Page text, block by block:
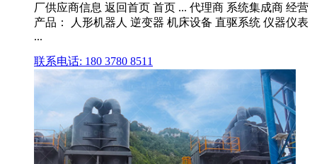
厂供应商信息 返回首页 首页 ... 代理商 系统集成商 经营
产品： 人形机器人 逆变器 机床设备 直驱系统 仪器仪表
...
联系电话: 180 3780 8511